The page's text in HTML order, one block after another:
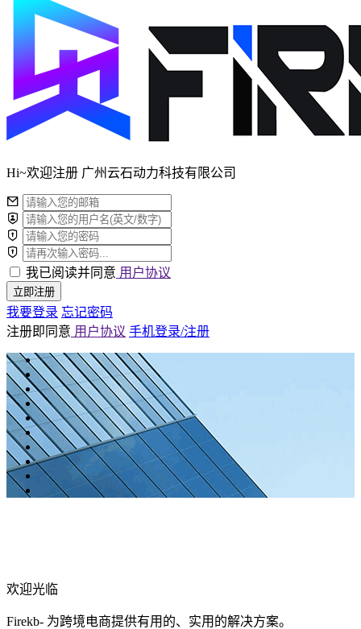
Hi~欢迎注册 广州云石动力科技有限公司
我已阅读并同意 用户协议
立即注册
我要登录 忘记密码
注册即同意 用户协议 手机登录/注册
欢迎光临
Firekb- 为跨境电商提供有用的、实用的解决方案。